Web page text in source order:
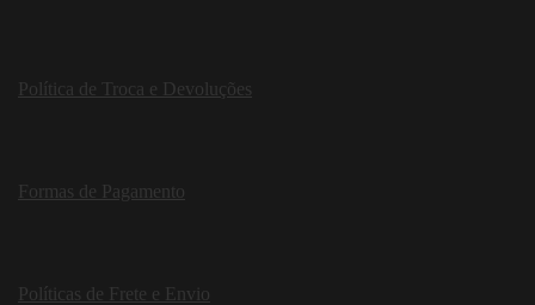
Política de Troca e Devoluções
Formas de Pagamento
Políticas de Frete e Envio